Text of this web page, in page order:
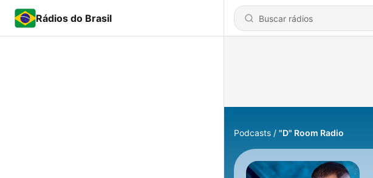
Rádios do Brasil
Podcasts "D" Room Radio